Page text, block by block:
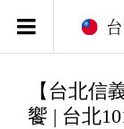
【台北信
饗 | 台北